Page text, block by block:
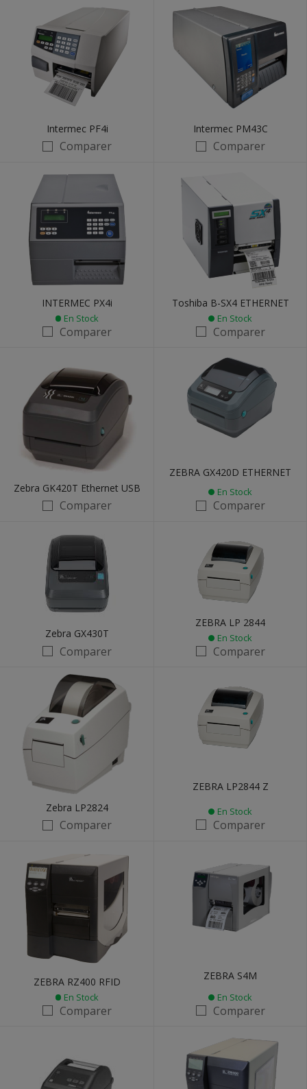
Intermec PF4i
Comparer
Intermec PM43C
Comparer
INTERMEC PX4i
En Stock
Comparer
Toshiba B-SX4 ETHERNET
En Stock
Comparer
Zebra GK420T Ethernet USB
Comparer
ZEBRA GX420D ETHERNET
En Stock
Comparer
Zebra GX430T
Comparer
ZEBRA LP 2844
En Stock
Comparer
Zebra LP2824
Comparer
ZEBRA LP2844 Z
En Stock
Comparer
ZEBRA RZ400 RFID
En Stock
Comparer
ZEBRA S4M
En Stock
Comparer